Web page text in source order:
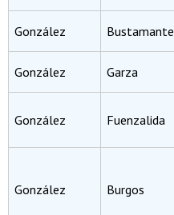
González Bustamante
González Garza
González Fuenzalida
González Burgos